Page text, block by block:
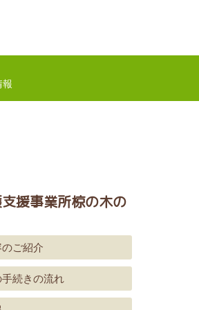
報
援事業所椋の木の
ご紹介
続きの流れ